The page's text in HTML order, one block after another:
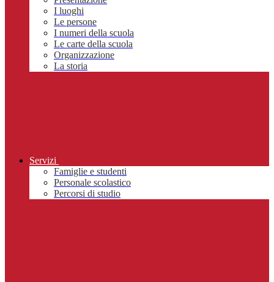
I luoghi
Le persone
I numeri della scuola
Le carte della scuola
Organizzazione
La storia
Servizi
Famiglie e studenti
Personale scolastico
Percorsi di studio